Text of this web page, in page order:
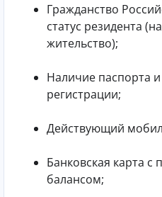
Гражданство
статус резидента
жительство);
Наличие паспорта
регистрации;
Действующий
Банковская карта
балансом;